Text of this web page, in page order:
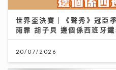
世界盃決賽｜《聲秀》冠亞
雨霏 胡子貝 邊個係西班牙鐵
20/07/2026